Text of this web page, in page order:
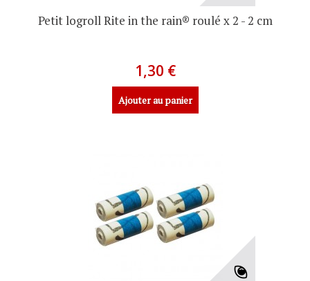
Petit logroll Rite in the rain® roulé x 2 - 2 cm
1,30 €
Ajouter au panier